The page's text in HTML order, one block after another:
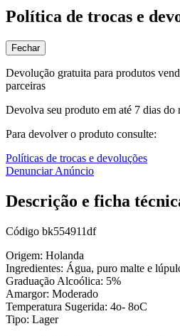
Política de trocas e
Fechar
Devolução gratuita para produtos
parceiras
Devolva seu produto em até 7 dias do
Para devolver o produto consulte:
Políticas de trocas e devoluções
Denunciar Anúncio
Descrição e ficha
Código bk554911df
Origem: Holanda
Ingredientes: Água, puro malte e
Graduação Alcoólica: 5%
Amargor: Moderado
Temperatura Sugerida: 4o- 8oC
Tipo: Lager